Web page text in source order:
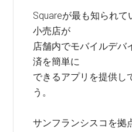
Squareが最も知られて
小売店が
店舗内でモバイルデバ
済を簡単に
できるアプリを提供し
う。
サンフランシスコを拠